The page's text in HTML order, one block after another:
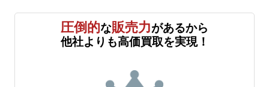
圧倒的な販売力があるから
他社よりも高価買取を実現！